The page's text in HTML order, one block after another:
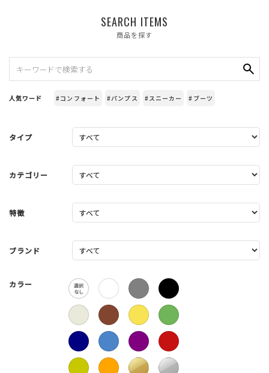
SEARCH ITEMS
商品を探す
人気ワード #コンフォート #パンプス #スニーカー #ブーツ
タイプ
カテゴリー
特徴
ブランド
カラー